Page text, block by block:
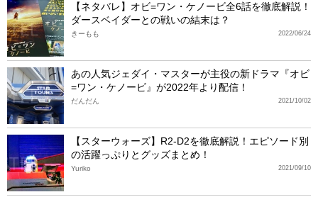
【ネタバレ】オビ=ワン・ケノービ全6話を徹底解説！
ダースベイダーとの戦いの結末は？
2022/06/24
きーもも
あの人気ジェダイ・マスターが主役の新ドラマ『オビ
=ワン・ケノービ』が2022年より配信！
2021/10/02
だんだん
【スターウォーズ】R2-D2を徹底解説！エピソード別
の活躍っぷりとグッズまとめ！
2021/09/10
Yuriko